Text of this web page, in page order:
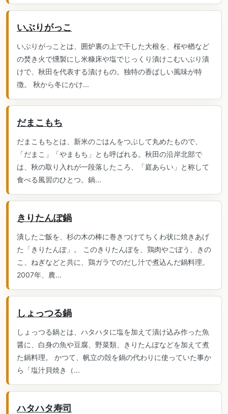
いぶりがっこ
いぶりがっことは、囲炉裏の上で干した大根を、桜や楢など
の焚き火で燻製にし米糠床や塩でじっくり漬けこむいぶり漬
けで、秋田を代表する漬けもの。独特の香ばしい風味が特
徴。 秋から冬にかけ...
だまこもち
だまこもちとは、新米のごはんをつぶして丸めたもので、
「だまこ」「やまもち」とも呼ばれる。秋田の沿岸北部で
は、秋の取り入れが一段落したころ、「庭あらい」と称して
食べる風習のひとつ。鍋...
きりたんぽ鍋
潰したご飯を、杉の木の棒に巻きつけてちくわ状に焼きあげ
た「きりたんぽ」。 このきりたんぽを、鶏肉やごぼう、きの
こ、ねぎなどと共に、鶏ガラでのだし汁で煮込んだ鍋料理。
2007年、農...
しょっつる鍋
しょっつる鍋とは、ハタハタに塩を加えて漬け込み作った魚
醤に、白身の魚や豆腐、野菜類、きりたんぽなどを加えて煮
た鍋料理。 かつて、帆立の殻を鍋の代わりに使っていた事か
ら「塩汁貝焼き（...
ハタハタ寿司